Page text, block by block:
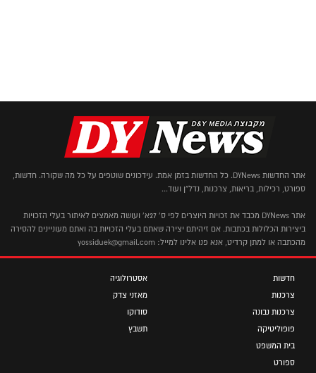
אתר החדשות DYNews. כל החדשות בזמן אמת. עידכונים שוטפים על כל מה שקורה. חדשות,
ספורט, רכילות, בריאות, צרכנות, נדל"ן ועוד...
אתר DYNews מכבד את זכויות היוצרים לפי ס' 27א' ועושה מאמצים לאיתור בעלי הזכויות
ביצירות הכלולות בכתבות. אם זיהיתם יצירה שאתם בעלי הזכויות בה ואתם מעוניינים להסירה
מהכתבה או למתן קרדיט, אנא פנו אלינו למייל: yossiduek@gmail.com
חדשות
צרכנות
צרכנות נבונה
פופוליטיקה
בית המשפט
ספורט
אסטרולוגיה
מאזני צדק
סודוקו
תשבץ